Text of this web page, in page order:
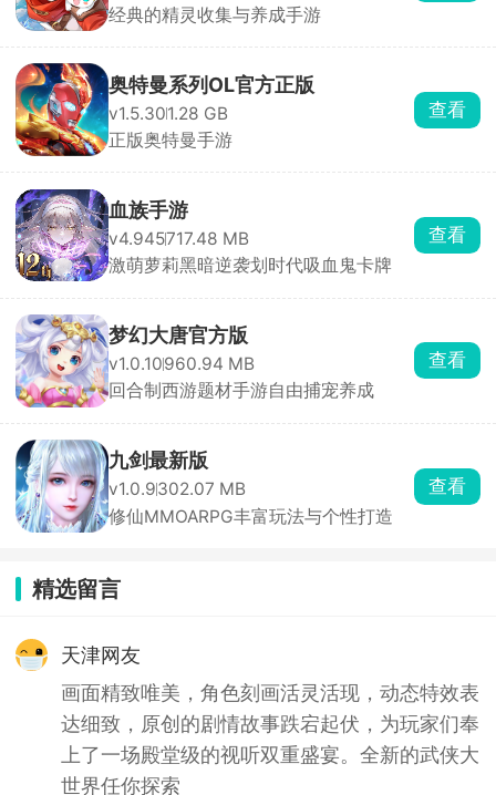
经典的精灵收集与养成手游
奥特曼系列OL官方正版
v1.5.301.28 GB
正版奥特曼手游
查看
血族手游
v4.945717.48 MB
激萌萝莉黑暗逆袭划时代吸血鬼卡牌
查看
梦幻大唐官方版
v1.0.10960.94 MB
回合制西游题材手游自由捕宠养成
查看
九剑最新版
v1.0.9302.07 MB
修仙MMOARPG丰富玩法与个性打造
查看
精选留言
天津网友
画面精致唯美，角色刻画活灵活现，动态特效表
达细致，原创的剧情故事跌宕起伏，为玩家们奉
上了一场殿堂级的视听双重盛宴。全新的武侠大
世界任你探索